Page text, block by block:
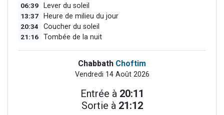
06:39 Lever du soleil
13:37 Heure de milieu du jour
20:34 Coucher du soleil
21:16 Tombée de la nuit
Chabbath Choftim
Vendredi 14 Août 2026
Entrée à 20:11
Sortie à 21:12